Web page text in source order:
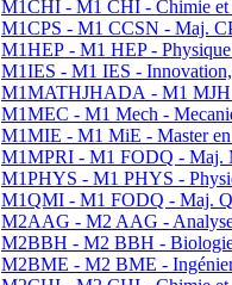
M1CHI - M1 CHI - Chimie et
M1CPS - M1 CCSN - Maj.
M1HEP - M1 HEP - Physique
M1IES - M1 IES - Innovation,
M1MATHJHADA - M1 MJH
M1MEC - M1 Mech -
M1MIE - M1 MiE - Master
M1MPRI - M1 FODQ - Maj.
M1PHYS - M1 PHYS -
M1QMI - M1 FODQ - Maj.
M2AAG - M2 AAG -
M2BBH - M2 BBH -
M2BME - M2 BME -